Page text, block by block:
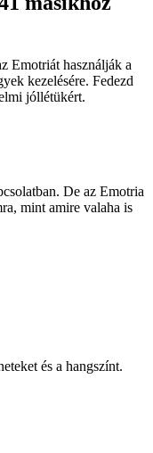
Emotriát használják a
kezelésére. Fedezd
jóllétükért.
De az Emotria
mint amire valaha is
és a hangszínt.